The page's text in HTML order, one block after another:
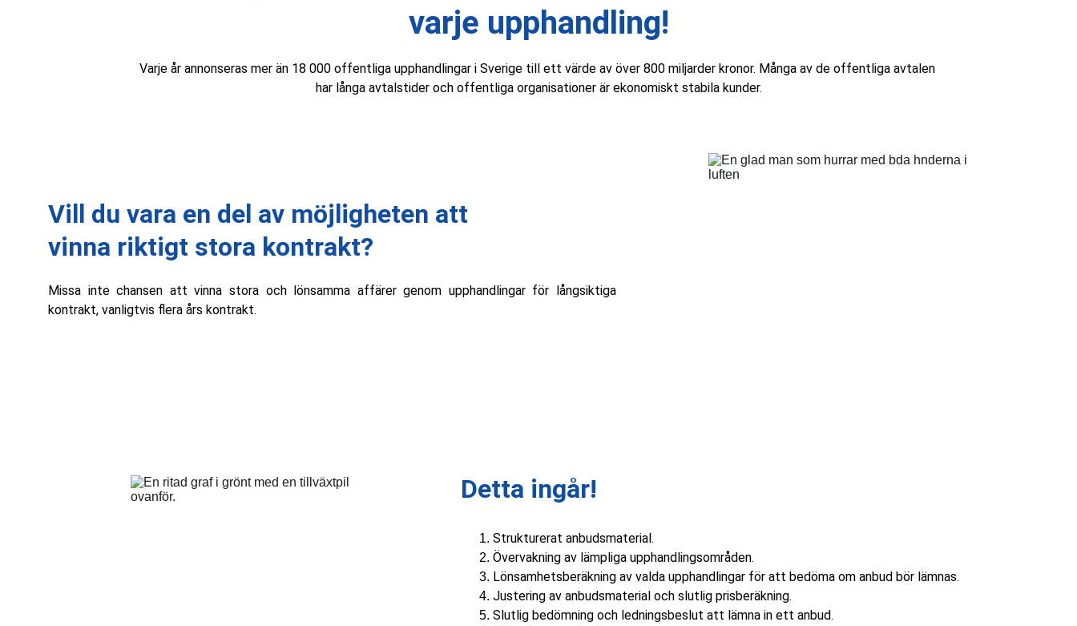
varje upphandling!
Varje år annonseras mer än 18 000 offentliga upphandlingar i Sverige till ett värde av över 800 miljarder kronor. Många av de offentliga avtalen
har långa avtalstider och offentliga organisationer är ekonomiskt stabila kunder.
Vill du vara en del av möjligheten att
vinna riktigt stora kontrakt?
Missa inte chansen att vinna stora och lönsamma affärer genom upphandlingar för långsiktiga
kontrakt, vanligtvis flera års kontrakt.
Detta ingår!
Strukturerat anbudsmaterial.
Övervakning av lämpliga upphandlingsområden.
Lönsamhetsberäkning av valda upphandlingar för att bedöma om anbud bör lämnas.
Justering av anbudsmaterial och slutlig prisberäkning.
Slutlig bedömning och ledningsbeslut att lämna in ett anbud.